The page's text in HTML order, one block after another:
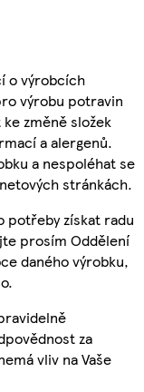
o výrobcích
výrobu potravin
změně složek
a alergenů.
a nespoléhat se
stránkách.
potřeby získat radu
prosím Oddělení
daného výrobku,
za
vliv na Vaše